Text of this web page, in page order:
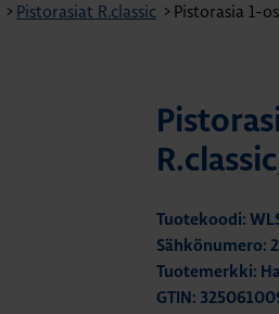
> Pistorasiat R.classic > Pistorasia 1-
Tuotekoodi:
Sähkönumero:
Tuotemerkki:
GTIN: